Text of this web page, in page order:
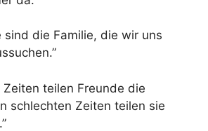
sind die Familie, die wir uns
Zeiten teilen Freunde die
schlechten Zeiten teilen sie